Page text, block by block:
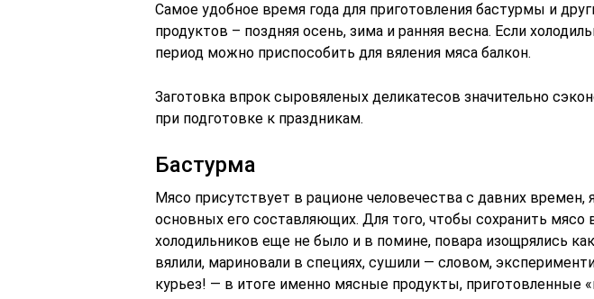
Самое удобное время года для приготовления бастурмы и
продуктов – поздняя осень, зима и ранняя весна. Если
период можно приспособить для вяления мяса балкон.
Заготовка впрок сыровяленых деликатесов значительно
при подготовке к праздникам.
Бастурма
Мясо присутствует в рационе человечества с давних времен,
основных его составляющих. Для того, чтобы сохранить мясо
холодильников еще не было и в помине, повара изощрялись
вялили, мариновали в специях, сушили — словом,
курьез! — в итоге именно мясные продукты, приготовленные